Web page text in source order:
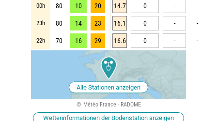
00h 80 10 20 14.7 0 - -
23h 80 14 23 16.1 0 - -
22h 70 16 29 16.6 0 - -
Alle Stationen anzeigen
Météo France - RADOME
Wetterinformationen der Bodenstation anzeigen